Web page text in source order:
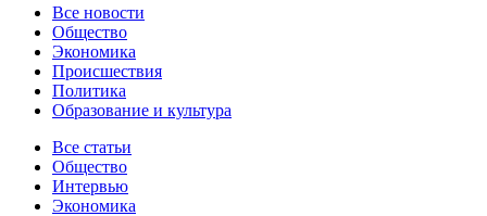
Новости
Все новости
Общество
Экономика
Происшествия
Политика
Образование и культура
Статьи
Все статьи
Общество
Интервью
Экономика